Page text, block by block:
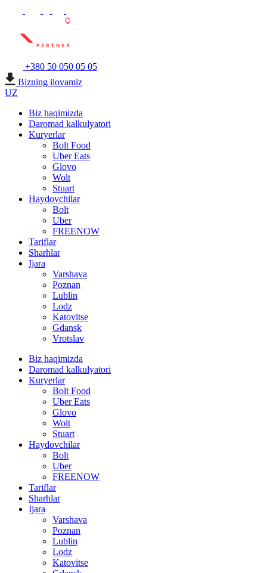
+380 50 050 05 05
Bizning ilovamiz
UZ
Biz haqimizda
Daromad kalkulyatori
Kuryerlar
Bolt Food
Uber Eats
Glovo
Wolt
Stuart
Haydovchilar
Bolt
Uber
FREENOW
Tariflar
Sharhlar
Ijara
Varshava
Poznan
Lublin
Lodz
Katovitse
Gdansk
Vrotslav
Biz haqimizda
Daromad kalkulyatori
Kuryerlar
Bolt Food
Uber Eats
Glovo
Wolt
Stuart
Haydovchilar
Bolt
Uber
FREENOW
Tariflar
Sharhlar
Ijara
Varshava
Poznan
Lublin
Lodz
Katovitse